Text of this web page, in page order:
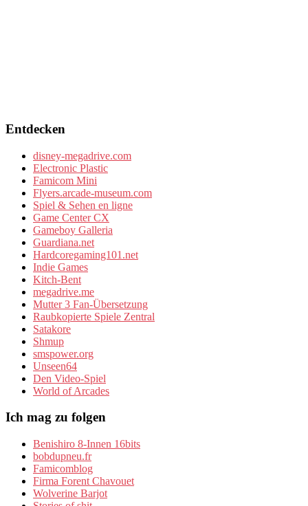
Entdecken
disney-megadrive.com
Electronic Plastic
Famicom Mini
Flyers.arcade-museum.com
Spiel & Sehen en ligne
Game Center CX
Gameboy Galleria
Guardiana.net
Hardcoregaming101.net
Indie Games
Kitch-Bent
megadrive.me
Mutter 3 Fan-Übersetzung
Raubkopierte Spiele Zentral
Satakore
Shmup
smspower.org
Unseen64
Den Video-Spiel
World of Arcades
Ich mag zu folgen
Benishiro 8-Innen 16bits
bobdupneu.fr
Famicomblog
Firma Forent Chavouet
Wolverine Barjot